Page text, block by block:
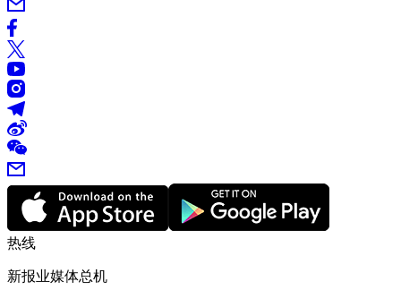
热线
新报业媒体总机